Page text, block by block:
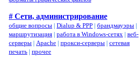
# Сети, администрирование
общие вопросы | Dialup & PPP | брандмауэры |
маршрутизация | работа в Windows-сетях | веб-
серверы | Apache | прокси-серверы | сетевая
печать | прочее